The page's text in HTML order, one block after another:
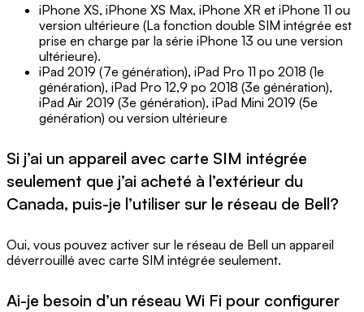
iPhone XS, iPhone XS Max, iPhone XR et iPhone 11 ou
version ultérieure (La fonction double SIM intégrée est
prise en charge par la série iPhone 13 ou une version
ultérieure).
iPad 2019 (7e génération), iPad Pro 11 po 2018 (1e
génération), iPad Pro 12,9 po 2018 (3e génération),
iPad Air 2019 (3e génération), iPad Mini 2019 (5e
génération) ou version ultérieure
Si j’ai un appareil avec carte SIM intégrée
seulement que j’ai acheté à l’extérieur du
Canada, puis-je l’utiliser sur le réseau de Bell?
Oui, vous pouvez activer sur le réseau de Bell un appareil
déverrouillé avec carte SIM intégrée seulement.
Ai-je besoin d’un réseau Wi Fi pour configurer